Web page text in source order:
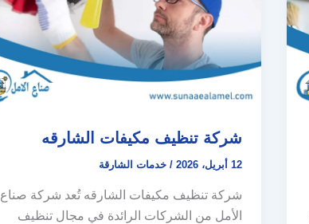
شركة تنظيف مكيفات الشارقه
12 أبريل، 2026 /خدمات الشارقة
شركة تنظيف مكيفات الشارقه تُعد شركة صناع
الأمل من الشركات الرائدة في مجال تنظيف